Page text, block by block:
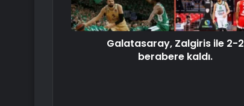
Galatasaray, Zalgiris ile 2-2
berabere kaldı.